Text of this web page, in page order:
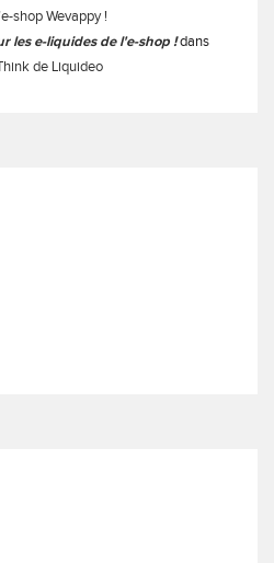
shop Wevappy !
les e-liquides de l'e-shop !dans
de Liquideo